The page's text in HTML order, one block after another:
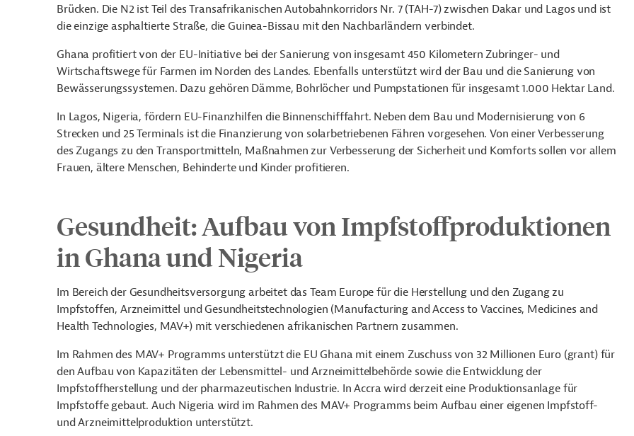
Brücken. Die N2 ist Teil des Transafrikanischen Autobahnkorridors Nr. 7 (TAH-7) zwischen Dakar und Lagos und ist
die einzige asphaltierte Straße, die Guinea-Bissau mit den Nachbarländern verbindet.
Ghana profitiert von der EU-Initiative bei der Sanierung von insgesamt 450 Kilometern Zubringer- und
Wirtschaftswege für Farmen im Norden des Landes. Ebenfalls unterstützt wird der Bau und die Sanierung von
Bewässerungssystemen. Dazu gehören Dämme, Bohrlöcher und Pumpstationen für insgesamt 1.000 Hektar Land.
In Lagos, Nigeria, fördern EU-Finanzhilfen die Binnenschifffahrt. Neben dem Bau und Modernisierung von 6
Strecken und 25 Terminals ist die Finanzierung von solarbetriebenen Fähren vorgesehen. Von einer Verbesserung
des Zugangs zu den Transportmitteln, Maßnahmen zur Verbesserung der Sicherheit und Komforts sollen vor allem
Frauen, ältere Menschen, Behinderte und Kinder profitieren.
Gesundheit: Aufbau von Impfstoffproduktionen
in Ghana und Nigeria
Im Bereich der Gesundheitsversorgung arbeitet das Team Europe für die Herstellung und den Zugang zu
Impfstoffen, Arzneimittel und Gesundheitstechnologien (Manufacturing and Access to Vaccines, Medicines and
Health Technologies, MAV+) mit verschiedenen afrikanischen Partnern zusammen.
Im Rahmen des MAV+ Programms unterstützt die EU Ghana mit einem Zuschuss von 32 Millionen Euro (grant) für
den Aufbau von Kapazitäten der Lebensmittel- und Arzneimittelbehörde sowie die Entwicklung der
Impfstoffherstellung und der pharmazeutischen Industrie. In Accra wird derzeit eine Produktionsanlage für
Impfstoffe gebaut. Auch Nigeria wird im Rahmen des MAV+ Programms beim Aufbau einer eigenen Impfstoff-
und Arzneimittelproduktion unterstützt.